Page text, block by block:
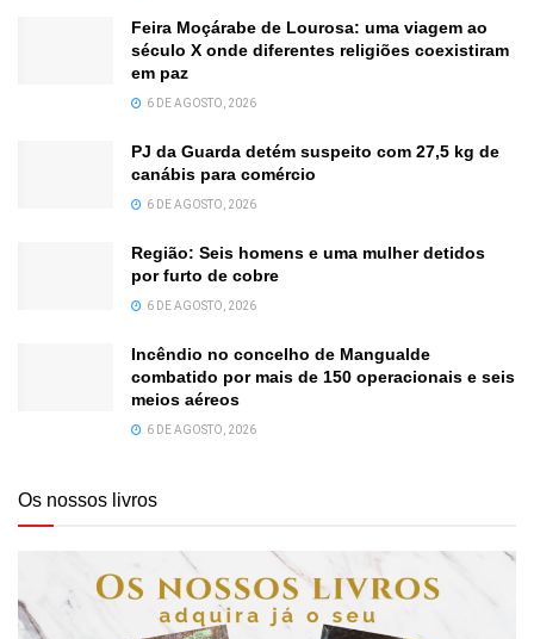
Feira Moçárabe de Lourosa: uma viagem ao
século X onde diferentes religiões coexistiram
em paz
6 DE AGOSTO, 2026
PJ da Guarda detém suspeito com 27,5 kg de
canábis para comércio
6 DE AGOSTO, 2026
Região: Seis homens e uma mulher detidos
por furto de cobre
6 DE AGOSTO, 2026
Incêndio no concelho de Mangualde
combatido por mais de 150 operacionais e seis
meios aéreos
6 DE AGOSTO, 2026
Os nossos livros